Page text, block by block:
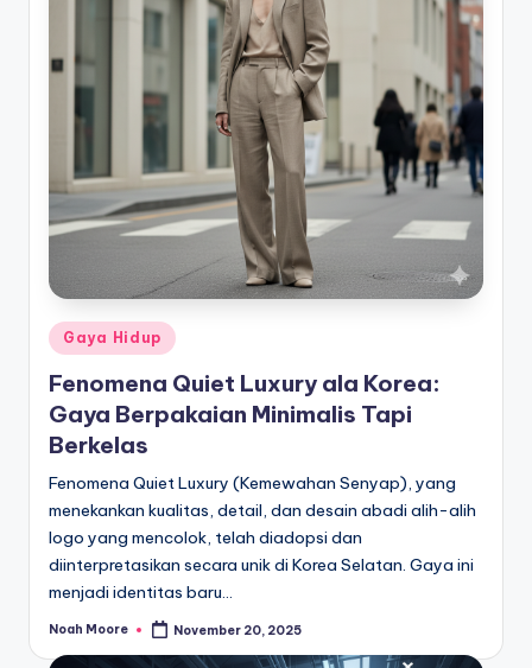
Posted
in
Gaya Hidup
Fenomena Quiet Luxury ala Korea:
Gaya Berpakaian Minimalis Tapi
Berkelas
Fenomena Quiet Luxury (Kemewahan Senyap), yang
menekankan kualitas, detail, dan desain abadi alih-alih
logo yang mencolok, telah diadopsi dan
diinterpretasikan secara unik di Korea Selatan. Gaya ini
menjadi identitas baru…
Posted
Noah Moore November 20, 2025